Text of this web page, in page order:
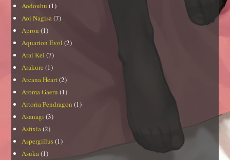
Aodouhu (1)
Aoi Nagisa (7)
Apron (1)
Aquarion Evol (2)
Arai Kei (7)
Arakure (1)
Arcana Heart (2)
Aroma Gaeru (1)
Artoria Pendragon (1)
Asanagi (3)
Asfixia (2)
Aspergillus(1)
Asuka (1)